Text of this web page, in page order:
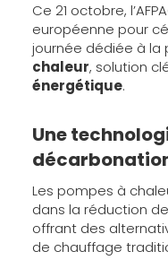
Ce 21 octobre, l’
européenne pour
journée dédiée à la
chaleur, solution
énergétique.
Une
Les pompes à
dans la réduction
offrant des
de chauffage